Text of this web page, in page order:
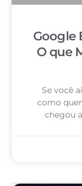
Google
O que
Se você
como
chegou